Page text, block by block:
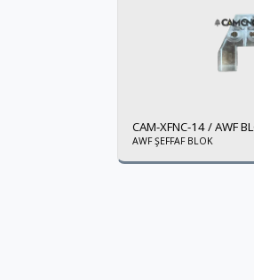
CAM-XFNC-14 / AWF
AWF ŞEFFAF BLOK